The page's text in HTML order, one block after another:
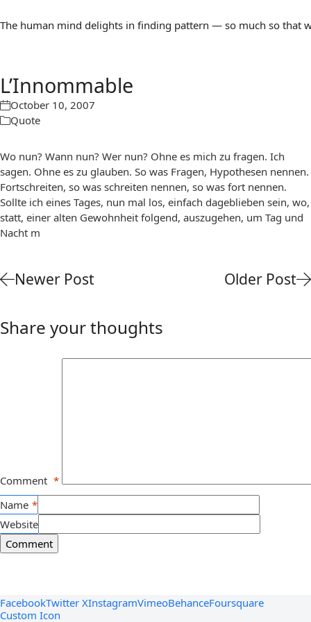
The human mind delights in finding pattern — so much so that
L’Innommable
October 10, 2007
Quote
Wo nun? Wann nun? Wer nun? Ohne es mich zu fragen. Ich
sagen. Ohne es zu glauben. So was Fragen, Hypothesen nennen.
Fortschreiten, so was schreiten nennen, so was fort nennen.
Sollte ich eines Tages, nun mal los, einfach dageblieben sein, wo,
statt, einer alten Gewohnheit folgend, auszugehen, um Tag und
Nacht m
Newer Post Older Post
Share your thoughts
Comment *
Name *
Website
FacebookTwitter XInstagramVimeoBehanceFoursquare
Custom Icon